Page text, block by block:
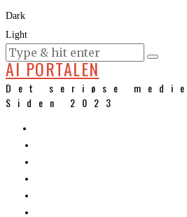
Dark
Light
KURSER
AI PORTALEN
Det seriøse
Siden 2023